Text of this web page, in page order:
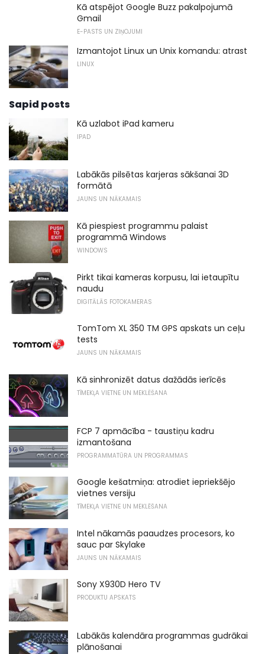
Kā atspējot Google Buzz pakalpojumā
Gmail
E-PASTS UN ZIŅOJUMI
Izmantojot Linux un Unix komandu: atrast
LINUX
Sapid posts
Kā uzlabot iPad kameru
IPAD
Labākās pilsētas karjeras sākšanai 3D
formātā
JAUNS UN NĀKAMAIS
Kā piespiest programmu palaist
programmā Windows
WINDOWS
Pirkt tikai kameras korpusu, lai ietaupītu
naudu
DIGITĀLĀS FOTOKAMERAS
TomTom XL 350 TM GPS apskats un ceļu
tests
JAUNS UN NĀKAMAIS
Kā sinhronizēt datus dažādās ierīcēs
TĪMEKĻA VIETNE UN MEKLĒŠANA
FCP 7 apmācība - taustiņu kadru
izmantošana
PROGRAMMATŪRA UN PROGRAMMAS
Google kešatmiņa: atrodiet iepriekšējo
vietnes versiju
TĪMEKĻA VIETNE UN MEKLĒŠANA
Intel nākamās paaudzes procesors, ko
sauc par Skylake
JAUNS UN NĀKAMAIS
Sony X930D Hero TV
PRODUKTU APSKATS
Labākās kalendāra programmas gudrākai
plānošanai